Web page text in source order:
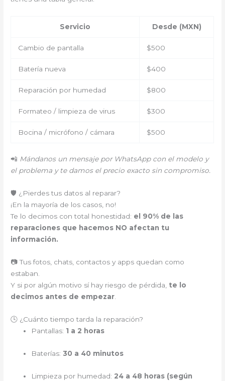
Servicio Desde (MXN)
Cambio de pantalla $500
Batería nueva $400
Reparación por humedad $800
Formateo / limpieza de virus $300
Bocina / micrófono / cámara $500
📲 Mándanos un mensaje por WhatsApp con el modelo y
el problema y te damos el precio exacto sin compromiso.
🛡️ ¿Pierdes tus datos al reparar?
¡En la mayoría de los casos, no!
Te lo decimos con total honestidad: el 90% de las
reparaciones que hacemos NO afectan tu
información.
📷 Tus fotos, chats, contactos y apps quedan como
estaban.
Y si por algún motivo sí hay riesgo de pérdida, te lo
decimos antes de empezar
🕓 ¿Cuánto tiempo tarda la reparación?
Pantallas: 1 a 2 horas
Baterías:30 a 40 minutos
Limpieza por humedad: 24 a 48 horas (según